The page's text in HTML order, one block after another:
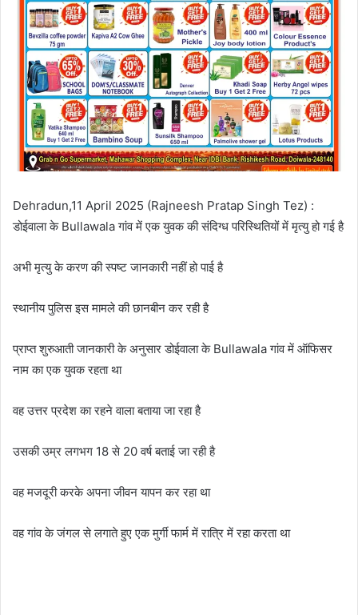
Dehradun,11 April 2025 (Rajneesh Pratap Singh Tez) :
डोईवाला के Bullawala गांव में एक युवक की संदिग्ध परिस्थितियों में मृत्यु हो गई है
अभी मृत्यु के करण की स्पष्ट जानकारी नहीं हो पाई है
स्थानीय पुलिस इस मामले की छानबीन कर रही है
प्राप्त शुरुआती जानकारी के अनुसार डोईवाला के Bullawala गांव में ऑफिसर
नाम का एक युवक रहता था
वह उत्तर प्रदेश का रहने वाला बताया जा रहा है
उसकी उम्र लगभग 18 से 20 वर्ष बताई जा रही है
वह मजदूरी करके अपना जीवन यापन कर रहा था
वह गांव के जंगल से लगाते हुए एक मुर्गी फार्म में रात्रि में रहा करता था